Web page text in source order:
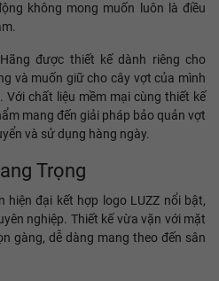
không mong muốn luôn là điều
được thiết kế dành riêng cho
và muốn giữ cho cây vợt của mình
chất liệu mềm mại cùng thiết kế
mang đến giải pháp bảo quản vợt
và sử dụng hàng ngày.
Trọng
hiện đại kết hợp logo LUZZ nổi bật,
nghiệp. Thiết kế vừa vặn với mặt
gàng, dễ dàng mang theo đến sân